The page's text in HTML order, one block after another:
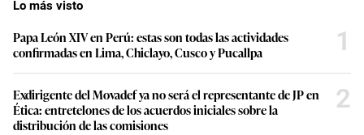
Lo más visto
Papa León XIV en Perú: estas son todas las actividades
confirmadas en Lima, Chiclayo, Cusco y Pucallpa
1
Exdirigente del Movadef ya no será el representante de JP en
Ética: entretelones de los acuerdos iniciales sobre la
distribución de las comisiones
2